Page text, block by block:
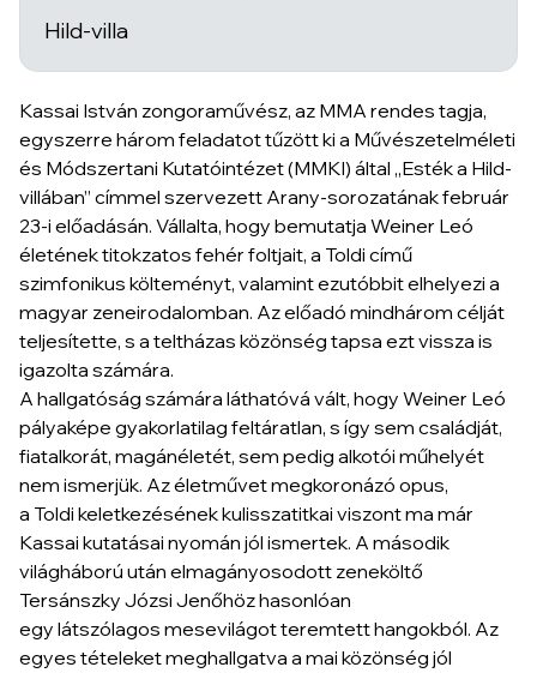
Hild-villa
Kassai István zongoraművész, az MMA rendes tagja,
egyszerre három feladatot tűzött ki a Művészetelméleti
és Módszertani Kutatóintézet (MMKI) által „Esték a Hild-
villában” címmel szervezett Arany-sorozatának február
23-i előadásán. Vállalta, hogy bemutatja Weiner Leó
életének titokzatos fehér foltjait, a Toldi című
szimfonikus költeményt, valamint ezutóbbit elhelyezi a
magyar zeneirodalomban. Az előadó mindhárom célját
teljesítette, s a teltházas közönség tapsa ezt vissza is
igazolta számára.
A hallgatóság számára láthatóvá vált, hogy Weiner Leó
pályaképe gyakorlatilag feltáratlan, s így sem családját,
fiatalkorát, magánéletét, sem pedig alkotói műhelyét
nem ismerjük. Az életművet megkoronázó opus,
a Toldi keletkezésének kulisszatitkai viszont ma már
Kassai kutatásai nyomán jól ismertek. A második
világháború után elmagányosodott zeneköltő
Tersánszky Józsi Jenőhöz hasonlóan
egy látszólagos mesevilágot teremtett hangokból. Az
egyes tételeket meghallgatva a mai közönség jól